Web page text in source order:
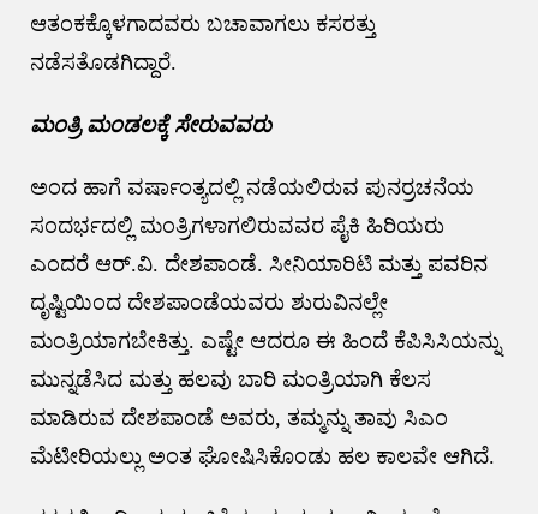
ಆತಂಕಕ್ಕೊಳಗಾದವರು ಬಚಾವಾಗಲು ಕಸರತ್ತು
ನಡೆಸತೊಡಗಿದ್ದಾರೆ.
ಮಂತ್ರಿ ಮಂಡಲಕ್ಕೆ ಸೇರುವವರು
ಅಂದ ಹಾಗೆ ವರ್ಷಾಂತ್ಯದಲ್ಲಿ ನಡೆಯಲಿರುವ ಪುನರ್ರಚನೆಯ
ಸಂದರ್ಭದಲ್ಲಿ ಮಂತ್ರಿಗಳಾಗಲಿರುವವರ ಪೈಕಿ ಹಿರಿಯರು
ಎಂದರೆ ಆರ್.ವಿ. ದೇಶಪಾಂಡೆ. ಸೀನಿಯಾರಿಟಿ ಮತ್ತು ಪವರಿನ
ದೃಷ್ಟಿಯಿಂದ ದೇಶಪಾಂಡೆಯವರು ಶುರುವಿನಲ್ಲೇ
ಮಂತ್ರಿಯಾಗಬೇಕಿತ್ತು. ಎಷ್ಟೇ ಆದರೂ ಈ ಹಿಂದೆ ಕೆಪಿಸಿಸಿಯನ್ನು
ಮುನ್ನಡೆಸಿದ ಮತ್ತು ಹಲವು ಬಾರಿ ಮಂತ್ರಿಯಾಗಿ ಕೆಲಸ
ಮಾಡಿರುವ ದೇಶಪಾಂಡೆ ಅವರು, ತಮ್ಮನ್ನು ತಾವು ಸಿಎಂ
ಮೆಟೀರಿಯಲ್ಲು ಅಂತ ಘೋಷಿಸಿಕೊಂಡು ಹಲ ಕಾಲವೇ ಆಗಿದೆ.